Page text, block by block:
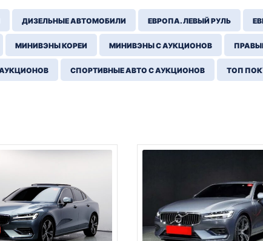
ДИЗЕЛЬНЫЕ АВТОМОБИЛИ ЕВРОПА. ЛЕВЫЙ РУЛЬ
МИНИВЭНЫ КОРЕИ МИНИВЭНЫ С АУКЦИОНОВ
СПОРТИВНЫЕ АВТО С АУКЦИОНОВ ТОП